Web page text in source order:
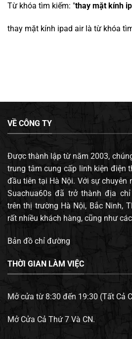
Từ khóa tìm kiếm: "thay mặt kính
thay mặt kính ipad airlà từ khóa
VỀ CÔNG TY
Được thành lập từ năm 2003,
trung tâm cung cấp linh kiện điện
đầu tiên tại Hà Nội. Với sự chuyên
Suachua60s đã trở thành địa
trên thị trường Hà Nội, Bắc Ninh,
rất nhiều khách hàng, cũng như
Bản đồ chỉ đường
THỜI GIAN LÀM VIỆC
Mở cửa từ 8:30 đến 19:30 (Tất Cả
Mở Cửa Cả Thứ 7 Và CN.